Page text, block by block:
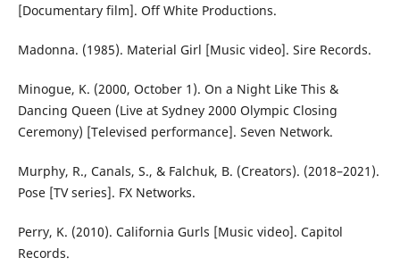
[Documentary film]. Off White Productions.
Madonna. (1985). Material Girl [Music video]. Sire Records.
Minogue, K. (2000, October 1). On a Night Like This &
Dancing Queen (Live at Sydney 2000 Olympic Closing
Ceremony) [Televised performance]. Seven Network.
Murphy, R., Canals, S., & Falchuk, B. (Creators). (2018–2021).
Pose [TV series]. FX Networks.
Perry, K. (2010). California Gurls [Music video]. Capitol
Records.